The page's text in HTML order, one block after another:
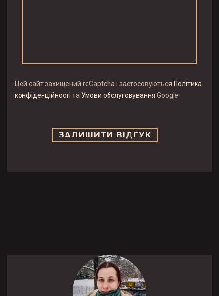
Цей сайт захищений reCaptcha і застосовуються Політика
конфіденційності та Умови обслуговування Google.